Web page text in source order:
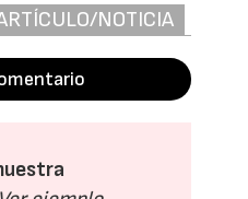
NOTICIA